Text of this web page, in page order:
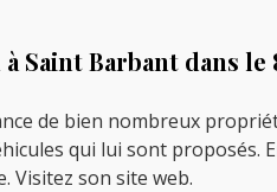
Saint Barbant dans le
de bien nombreux
qui lui sont proposés.
Visitez son site web.